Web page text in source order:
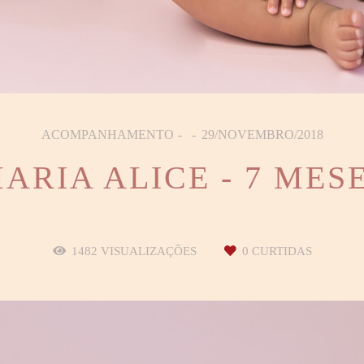
ACOMPANHAMENTO 29/NOVEMBRO/2018
ALICE - 7
1482 VISUALIZAÇÕES 0 CURTIDAS